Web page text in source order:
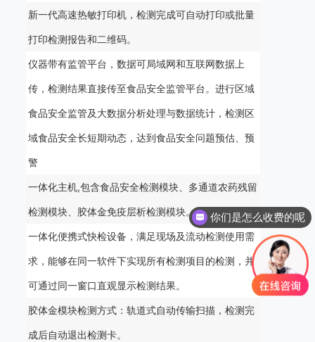
新一代高速热敏打印机，检测完成可自动打印或批量
打印检测报告和二维码。
仪器带有监管平台，数据可局域网和互联网数据上
传，检测结果直接传至食品安全监管平台。进行区域
食品安全监管及大数据分析处理与数据统计，检测区
域食品安全长短期动态，达到食品安全问题预估、预
警
一体化主机,包含食品安全检测模块、多通道农药残留
检测模块、胶体金免疫层析检测模块。
一体化便携式快检设备，满足现场及流动检测使用需
求，能够在同一软件下实现所有检测项目的检测，并
可通过同一窗口直观显示检测结果。
胶体金模块检测方式：轨道式自动传输扫描，检测完
成后自动退出检测卡。
你们是怎么收费的呢
现在有优惠活动吗